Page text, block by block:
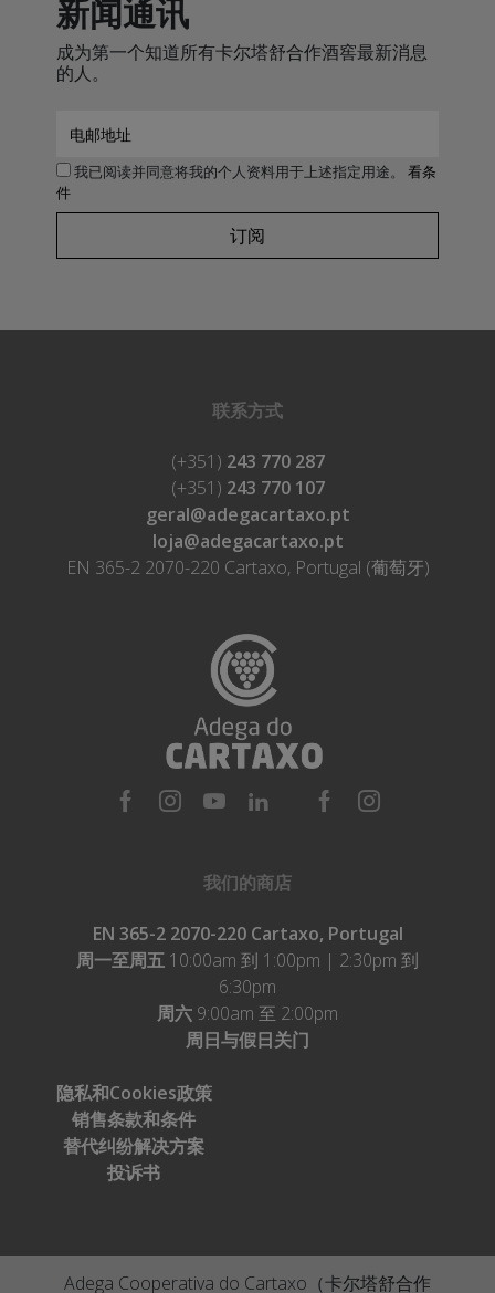
新闻通讯
成为第一个知道所有卡尔塔舒合作酒窖最新消息
的人。
我已阅读并同意将我的个人资料用于上述指定用途。 看条
件
订阅
联系方式
(+351) 243 770 287
(+351) 243 770 107
geral@adegacartaxo.pt
loja@adegacartaxo.pt
EN 365-2 2070-220 Cartaxo, Portugal (葡萄牙)
我们的商店
EN 365-2 2070-220 Cartaxo, Portugal
周一至周五 10:00am 到 1:00pm | 2:30pm 到
6:30pm
周六 9:00am 至 2:00pm
周日与假日关门
隐私和Cookies政策
销售条款和条件
替代纠纷解决方案
投诉书
Adega Cooperativa do Cartaxo（卡尔塔舒合作